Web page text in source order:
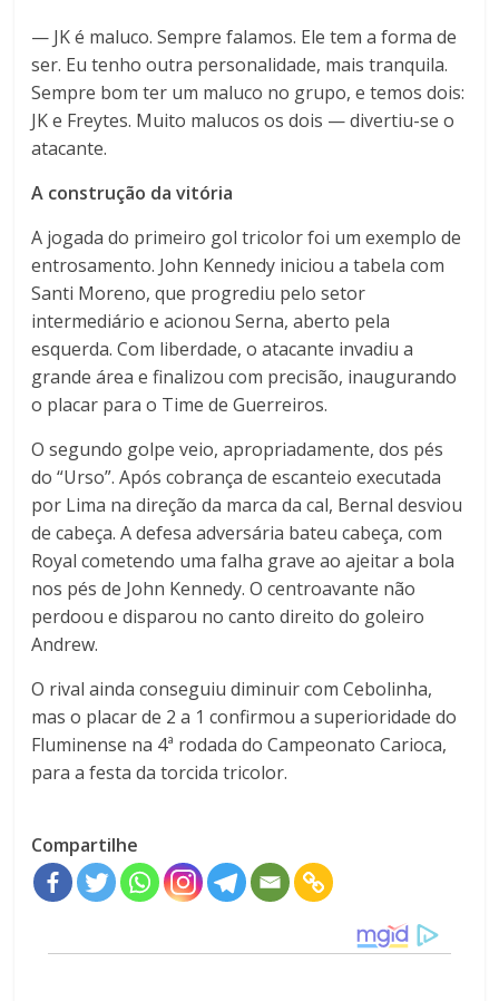
— JK é maluco. Sempre falamos. Ele tem a forma de
ser. Eu tenho outra personalidade, mais tranquila.
Sempre bom ter um maluco no grupo, e temos dois:
JK e Freytes. Muito malucos os dois — divertiu-se o
atacante.
A construção da vitória
A jogada do primeiro gol tricolor foi um exemplo de
entrosamento. John Kennedy iniciou a tabela com
Santi Moreno, que progrediu pelo setor
intermediário e acionou Serna, aberto pela
esquerda. Com liberdade, o atacante invadiu a
grande área e finalizou com precisão, inaugurando
o placar para o Time de Guerreiros.
O segundo golpe veio, apropriadamente, dos pés
do “Urso”. Após cobrança de escanteio executada
por Lima na direção da marca da cal, Bernal desviou
de cabeça. A defesa adversária bateu cabeça, com
Royal cometendo uma falha grave ao ajeitar a bola
nos pés de John Kennedy. O centroavante não
perdoou e disparou no canto direito do goleiro
Andrew.
O rival ainda conseguiu diminuir com Cebolinha,
mas o placar de 2 a 1 confirmou a superioridade do
Fluminense na 4ª rodada do Campeonato Carioca,
para a festa da torcida tricolor.
Compartilhe